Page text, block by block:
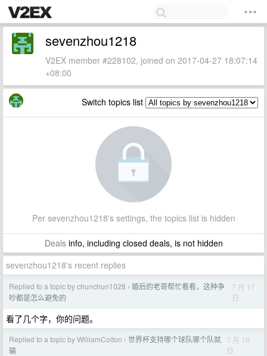
sevenzhou1218
V2EX member #228102, joined on 2017-04-27 18:07:14
+08:00
Switch topics list
Per sevenzhou1218's settings, the topics list is hidden
Dealsinfo, including closed deals, is not hidden
sevenzhou1218's recent replies
Replied to a topic by chunchun1028 › 婚后的老哥帮忙看看，这种争
吵都是怎么避免的
7 月 17
日
看了几个字，你的问题。
Replied to a topic by WilliamColton › 世界杯支持哪个球队哪个队就
输
7 月 16
日